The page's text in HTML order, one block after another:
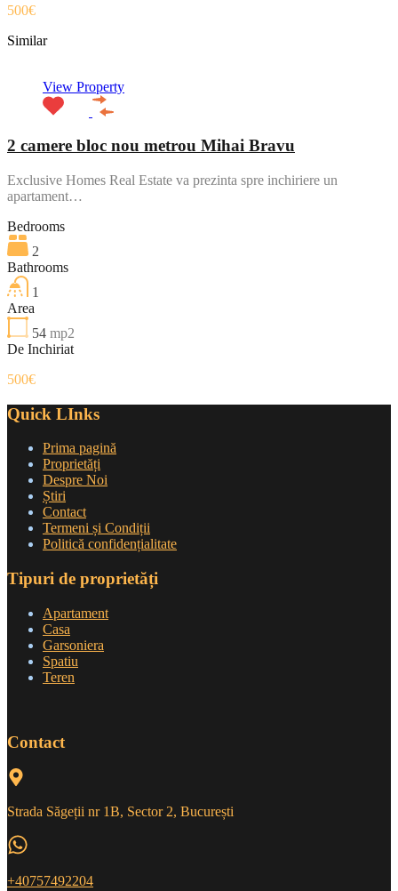
500€
Similar
View Property
2 camere bloc nou metrou Mihai Bravu
Exclusive Homes Real Estate va prezinta spre inchiriere un
apartament…
Bedrooms
2
Bathrooms
1
Area
54 mp2
De Inchiriat
500€
Quick LInks
Prima pagină
Proprietăți
Despre Noi
Știri
Contact
Termeni și Condiții
Politică confidențialitate
Tipuri de proprietăți
Apartament
Casa
Garsoniera
Spatiu
Teren
Contact
Strada Săgeții nr 1B, Sector 2, București
+40757492204